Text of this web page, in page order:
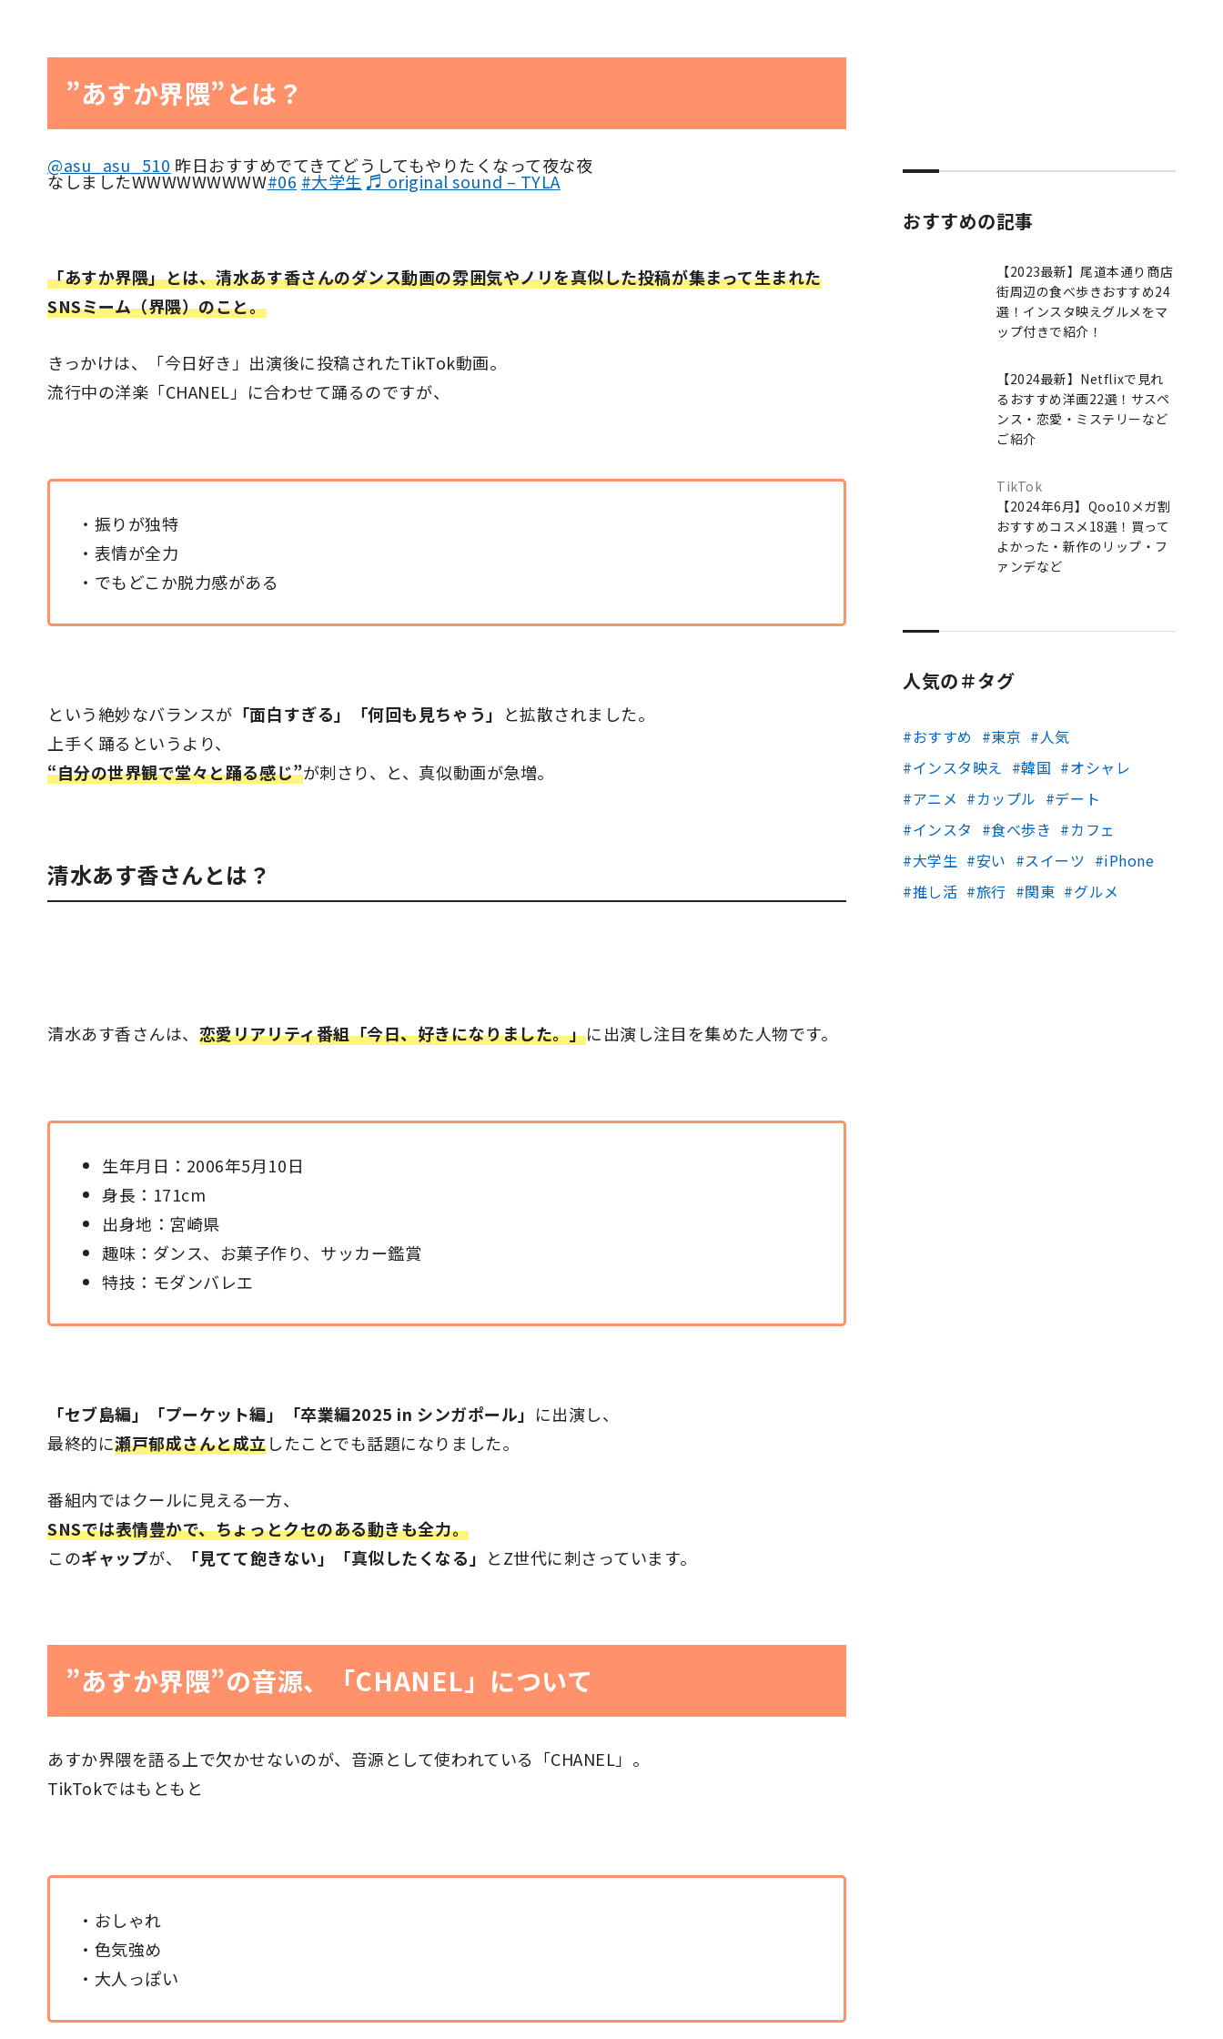
”あすか界隈”とは？
@asu_asu_510 昨日おすすめでてきてどうしてもやりたくなって夜な夜
なしましたWWWWWWWWW#06 #大学生 ♬ original sound – TYLA
「あすか界隈」とは、清水あす香さんのダンス動画の雰囲気やノリを真似した投稿が集まって生まれた
SNSミーム（界隈）のこと。
きっかけは、「今日好き」出演後に投稿されたTikTok動画。
流行中の洋楽「CHANEL」に合わせて踊るのですが、
・振りが独特
・表情が全力
・でもどこか脱力感がある
という絶妙なバランスが 「面白すぎる」「何回も見ちゃう」 と拡散されました。
上手く踊るというより、
“自分の世界観で堂々と踊る感じ”が刺さり、と、真似動画が急増。
清水あす香さんとは？
清水あす香さんは、 恋愛リアリティ番組「今日、好きになりました。」に出演し注目を集めた人物です。
生年月日：2006年5月10日
身長：171cm
出身地：宮崎県
趣味：ダンス、お菓子作り、サッカー鑑賞
特技：モダンバレエ
「セブ島編」「プーケット編」「卒業編2025 in シンガポール」 に出演し、
最終的に瀬戸郁成さんと成立したことでも話題になりました。
番組内ではクールに見える一方、
SNSでは表情豊かで、ちょっとクセのある動きも全力。
このギャップが、 「見てて飽きない」「真似したくなる」 とZ世代に刺さっています。
”あすか界隈”の音源、「CHANEL」について
あすか界隈を語る上で欠かせないのが、音源として使われている「CHANEL」。
TikTokではもともと
・おしゃれ
・色気強め
・大人っぽい
おすすめの記事
【2023最新】尾道本通り商店
街周辺の食べ歩きおすすめ24
選！インスタ映えグルメをマ
ップ付きで紹介！
【2024最新】Netflixで見れ
るおすすめ洋画22選！サスペ
ンス・恋愛・ミステリーなど
ご紹介
TikTok
【2024年6月】Qoo10メガ割
おすすめコスメ18選！買って
よかった・新作のリップ・フ
ァンデなど
人気の＃タグ
おすすめ 東京
人気
インスタ映え
韓国
オシャレ
アニメ
カップル
デート
インスタ
食べ歩き
カフェ
大学生
安い スイーツ
iPhone
推し活
旅行 関東 グルメ